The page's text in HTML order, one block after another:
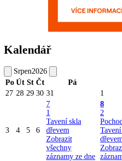
Kalendář
Srpen2026
Po Út St Čt Pá
27 28 29 30 31 1
3 4 5 6
7
1
Tavení skla
dřevem
Zobrazit
všechny
záznamy ze dne
8
2